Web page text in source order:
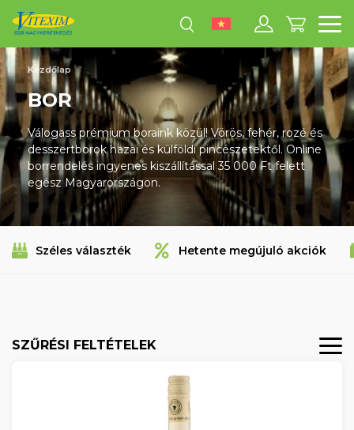
Kezdőlap
BOR
Válogass prémium boraink közül! Vörös, fehér, rozé és
desszertborok hazai és külföldi pincészetektől. Online
borrendelés ingyenes kiszállítással 35 000 Ft felett
egész Magyarországon.
Széles választék Hetente megújuló akciók
SZŰRÉSI FELTÉTELEK